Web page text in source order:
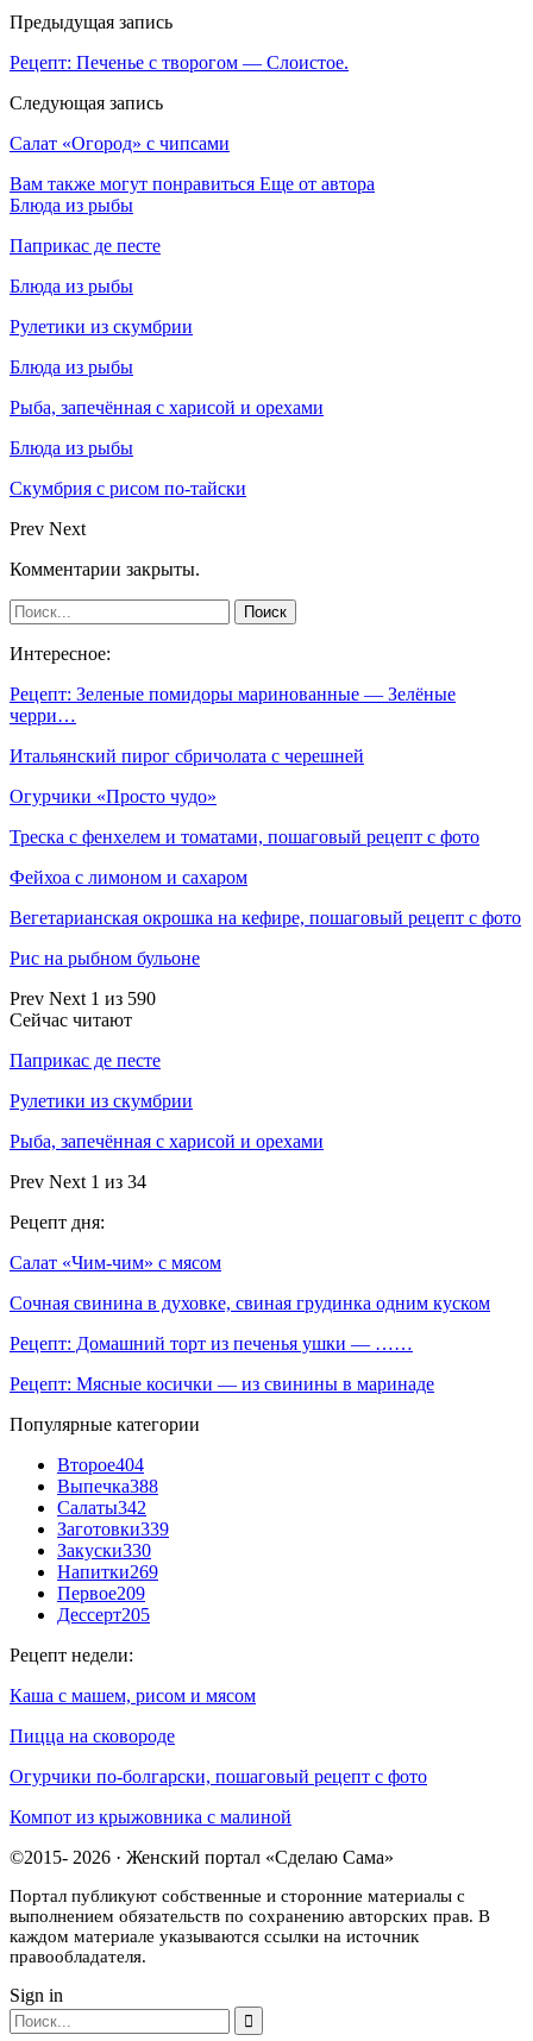
Предыдущая запись
Рецепт: Печенье с творогом — Слоистое.
Следующая запись
Салат «Огород» с чипсами
Вам также могут понравиться Еще от автора
Блюда из рыбы
Паприкас де песте
Блюда из рыбы
Рулетики из скумбрии
Блюда из рыбы
Рыба, запечённая с харисой и орехами
Блюда из рыбы
Скумбрия с рисом по-тайски
Prev Next
Комментарии закрыты.
Интересное:
Рецепт: Зеленые помидоры маринованные — Зелёные
черри…
Итальянский пирог сбричолата с черешней
Огурчики «Просто чудо»
Треска с фенхелем и томатами, пошаговый рецепт с фото
Фейхоа с лимоном и сахаром
Вегетарианская окрошка на кефире, пошаговый рецепт с фото
Рис на рыбном бульоне
Prev Next 1 из 590
Сейчас читают
Паприкас де песте
Рулетики из скумбрии
Рыба, запечённая с харисой и орехами
Prev Next 1 из 34
Рецепт дня:
Салат «Чим-чим» с мясом
Сочная свинина в духовке, свиная грудинка одним куском
Рецепт: Домашний торт из печенья ушки — ……
Рецепт: Мясные косички — из свинины в маринаде
Популярные категории
Второе404
Выпечка388
Салаты342
Заготовки339
Закуски330
Напитки269
Первое209
Дессерт205
Рецепт недели:
Каша с машем, рисом и мясом
Пицца на сковороде
Огурчики по-болгарски, пошаговый рецепт с фото
Компот из крыжовника с малиной
©2015- 2026 · Женский портал «Сделаю Сама»
Портал публикуют собственные и сторонние материалы с
выполнением обязательств по сохранению авторских прав. В
каждом материале указываются ссылки на источник
правообладателя.
Sign in